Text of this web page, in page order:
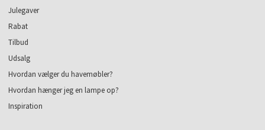
Julegaver
Rabat
Tilbud
Udsalg
Hvordan vælger du havemøbler?
Hvordan hænger jeg en lampe op?
Inspiration